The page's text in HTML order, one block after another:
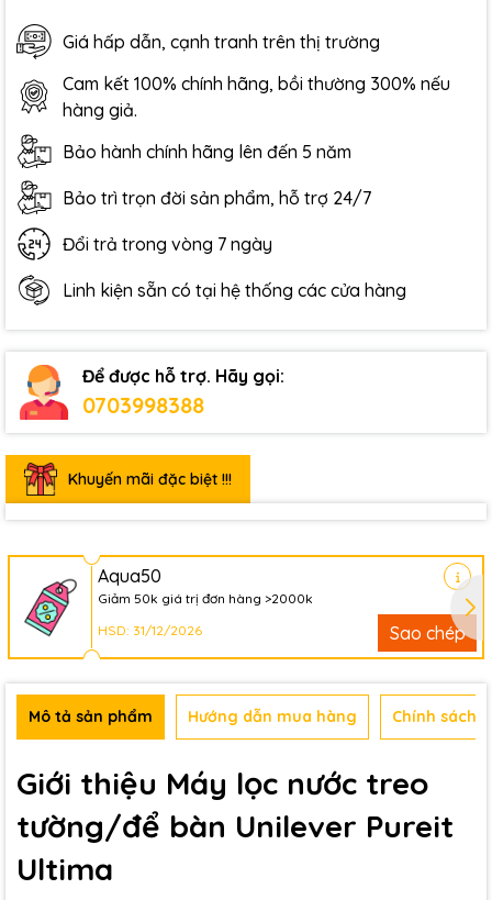
Giá hấp dẫn, cạnh tranh trên thị trường
Cam kết 100% chính hãng, bồi thường 300% nếu
hàng giả.
Bảo hành chính hãng lên đến 5 năm
Bảo trì trọn đời sản phẩm, hỗ trợ 24/7
Đổi trả trong vòng 7 ngày
Linh kiện sẵn có tại hệ thống các cửa hàng
Để được hỗ trợ. Hãy gọi:
0703998388
Khuyến mãi đặc biệt !!!
Aqua50
Giảm 50k giá trị đơn hàng >2000k
HSD: 31/12/2026
Sao chép
Mô tả sản phẩm Hướng dẫn mua hàng Chính sách
Giới thiệu Máy lọc nước treo
tường/để bàn Unilever Pureit
Ultima